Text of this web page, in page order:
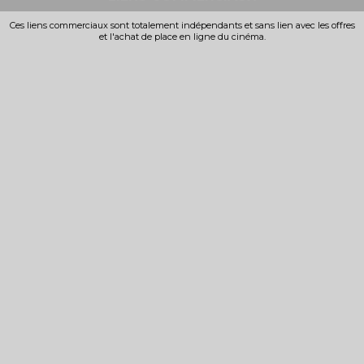
Ces liens commerciaux sont totalement indépendants et sans lien avec les offres
et l'achat de place en ligne du cinéma.